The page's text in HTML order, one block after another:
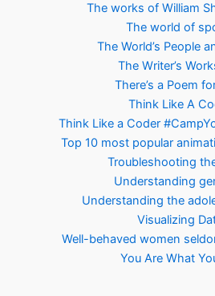
The works of William
The world of
The World’s People
The Writer’s
There’s a Poem
Think Like A
Think Like a Coder
Top 10 most popular
Troubleshooting
Understanding
Understanding the
Visualizing
Well-behaved women
You Are What